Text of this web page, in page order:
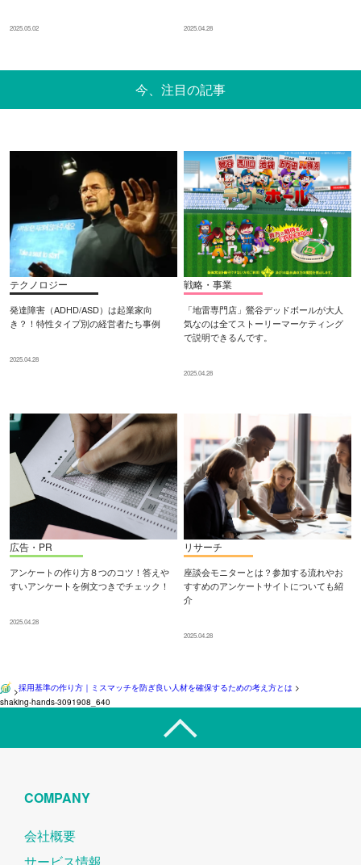
2025.05.02 2025.04.28
今、注目の記事
テクノロジー
発達障害（ADHD/ASD）は起業家向
き？！特性タイプ別の経営者たち事例
2025.04.28
戦略・事業
「地雷専門店」鶯谷デッドボールが大人
気なのは全てストーリーマーケティング
で説明できるんです。
2025.04.28
広告・PR
アンケートの作り方８つのコツ！答えや
すいアンケートを例文つきでチェック！
2025.04.28
リサーチ
座談会モニターとは？参加する流れやお
すすめのアンケートサイトについても紹
介
2025.04.28
>採用基準の作り方｜ミスマッチを防ぎ良い人材を確保するための考え方とは >
shaking-hands-3091908_640
COMPANY
会社概要